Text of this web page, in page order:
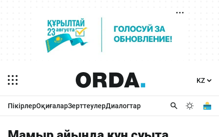
ПікірлерОқиғаларЗерттеулерДиалогтар